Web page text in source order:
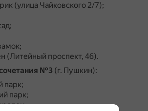
(улица Чайковского 2/7);
(Литейный проспект, 46).
№3 (г. Пушкин):
парк;
парк;